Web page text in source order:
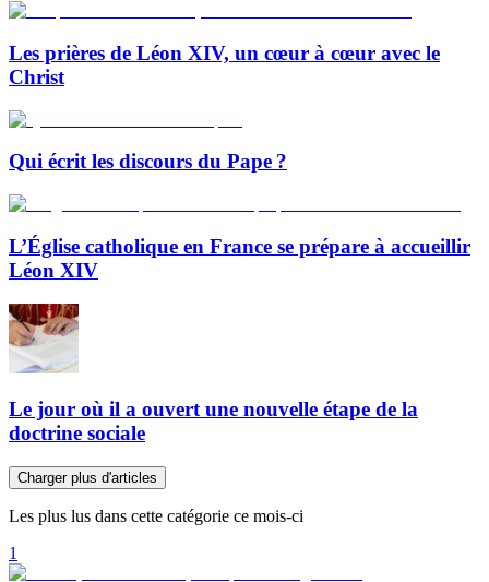
Les prières de Léon XIV, un cœur à cœur avec le
Christ
Qui écrit les discours du Pape ?
L’Église catholique en France se prépare à accueillir
Léon XIV
Le jour où il a ouvert une nouvelle étape de la
doctrine sociale
Charger plus d'articles
Les plus lus dans cette catégorie ce mois-ci
1